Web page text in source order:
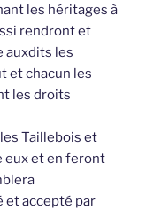
les héritages à
rendront et
auxdits les
et chacun les
les droits
Taillebois et
eux et en feront
et accepté par